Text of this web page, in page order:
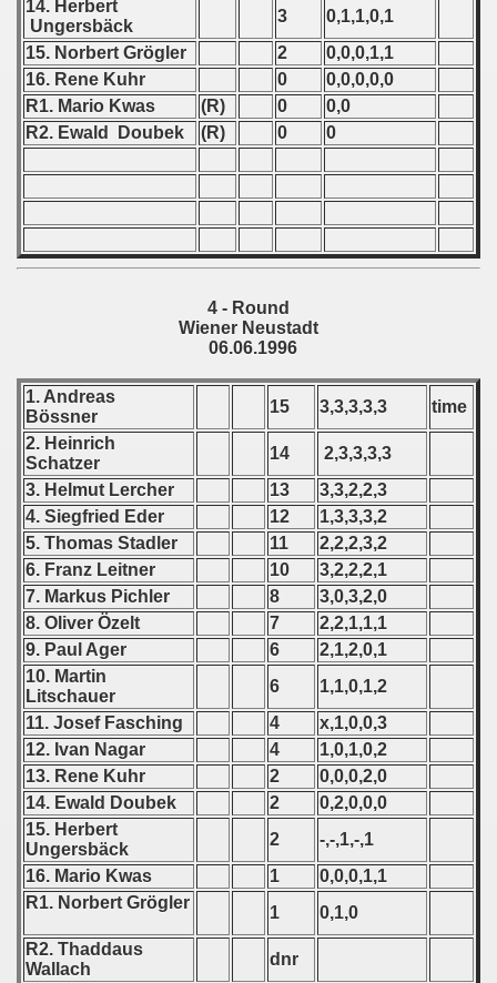
14. Herbert
Ungersbäck
3
0,1,1,0,1
15. Norbert Grögler
2
0,0,0,1,1
16. Rene Kuhr
0
0,0,0,0,0
R1. Mario Kwas
(R) 0
0,0
R2. Ewald Doubek
(R) 0 0
4 - Round
Wiener Neustadt
06.06.1996
1. Andreas
Bössner
15 3,3,3,3,3
time
2. Heinrich
Schatzer
14
2,3,3,3,3
3. Helmut Lercher
13
3,3,2,2,3
4. Siegfried Eder
12
1,3,3,3,2
5. Thomas Stadler
11
2,2,2,3,2
6. Franz Leitner
10
3,2,2,2,1
7. Markus Pichler
8
3,0,3,2,0
8. Oliver Özelt
7
2,2,1,1,1
9. Paul Ager
6
2,1,2,0,1
10. Martin
Litschauer
6
1,1,0,1,2
11. Josef Fasching
4
x,1,0,0,3
12. Ivan Nagar
4
1,0,1,0,2
13. Rene Kuhr
2
0,0,0,2,0
14. Ewald Doubek
2
0,2,0,0,0
15. Herbert
Ungersbäck
2
-,-,1,-,1
16. Mario Kwas
1
0,0,0,1,1
R1. Norbert Grögler
1
0,1,0
R2. Thaddaus
Wallach
dnr
qualifications) - 1996
1996
- 1996
- 1996
Qualification) - 1996
- 1996
qualifications) - 1996
- 1996
- 1996
Championship) - 1996
- 1996
- 1996
- 1996
round) - 1996
round) - 1996
- 1997